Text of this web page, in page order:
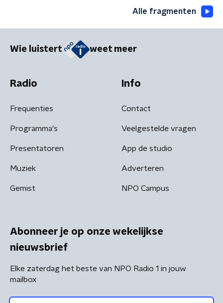
Alle fragmenten
Wie luistert weet meer
Radio
Frequenties
Programma's
Presentatoren
Muziek
Gemist
Info
Contact
Veelgestelde vragen
App de studio
Adverteren
NPO Campus
Abonneer je op onze wekelijkse
nieuwsbrief
Elke zaterdag het beste van NPO Radio 1 in jouw
mailbox